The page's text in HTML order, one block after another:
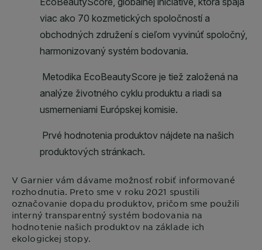
V Garniervám dávame možnosť robiť informované
rozhodnutia. Preto sme v roku 2021 spustili
označovanie dopadu produktov, pričom sme použili
interný transparentný systém bodovania na
hodnotenie našich produktov na základe ich
ekologickej stopy.